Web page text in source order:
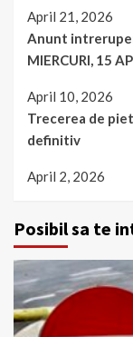
April 21, 2026
Anunt
MIERCURI, 15
April 10, 2026
Trecerea de
definitiv
April 2, 2026
Posibil sa te